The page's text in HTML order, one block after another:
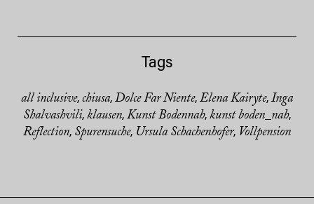
Tags
all inclusive, chiusa, Dolce Far Niente, Elena Kairyte, Inga
Shalvashvili, klausen, Kunst Bodennah, kunst boden_nah,
Reflection, Spurensuche, Ursula Schachenhofer, Vollpension